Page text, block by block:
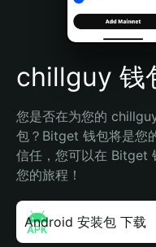
Português (Brasil)
Español (Argentina)
chillguy 钱
您是否在为您的
包？Bitget 钱包将是您
信任，您可以在 Bitget
您的旅程！
Android 安装包 下载